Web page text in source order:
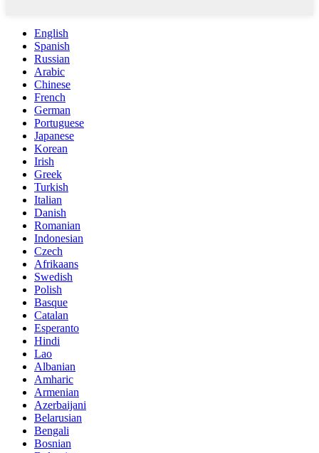
English
Spanish
Russian
Arabic
Chinese
French
German
Portuguese
Japanese
Korean
Irish
Greek
Turkish
Italian
Danish
Romanian
Indonesian
Czech
Afrikaans
Swedish
Polish
Basque
Catalan
Esperanto
Hindi
Lao
Albanian
Amharic
Armenian
Azerbaijani
Belarusian
Bengali
Bosnian